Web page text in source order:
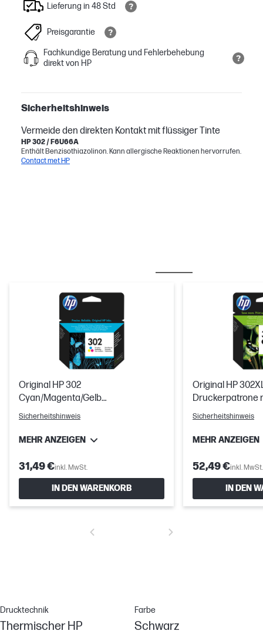
Lieferung in 48 Std
Preisgarantie
Fachkundige Beratung und Fehlerbehebung
direkt von HP
Sicherheitshinweis
Vermeide den direkten Kontakt mit flüssiger Tinte
HP 302 / F6U66A
Enthält Benzisothiazolinon. Kann allergische Reaktionen hervorrufen.
Contact met HP
Original HP 302
Cyan/Magenta/Gelb
Druckerpatrone
Sicherheitshinweis
MEHR ANZEIGEN
31,49 €inkl. MwSt.
IN DEN WARENKORB
Original HP
Druckerpatrone
Reichweite
Sicherheitshinweis
MEHR ANZEIGEN
52,49 €inkl. MwSt.
IN DEN
Drucktechnik
Thermischer HP
Farbe
Schwarz